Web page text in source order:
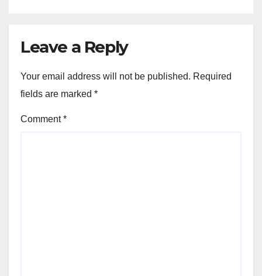
Leave a Reply
Your email address will not be published. Required
fields are marked *
Comment*